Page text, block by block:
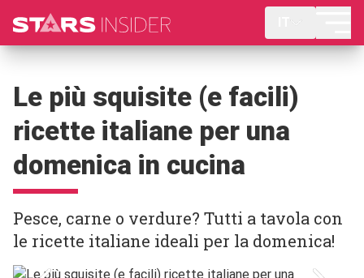
Le più squisite (e facili)
ricette italiane per una
domenica in cucina
Pesce, carne o verdure? Tutti a tavola con
le ricette italiane ideali per la domenica!